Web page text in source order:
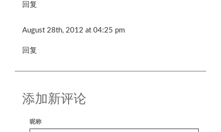
回复
August 28th, 2012 at 04:25 pm
回复
添加新评论
昵称